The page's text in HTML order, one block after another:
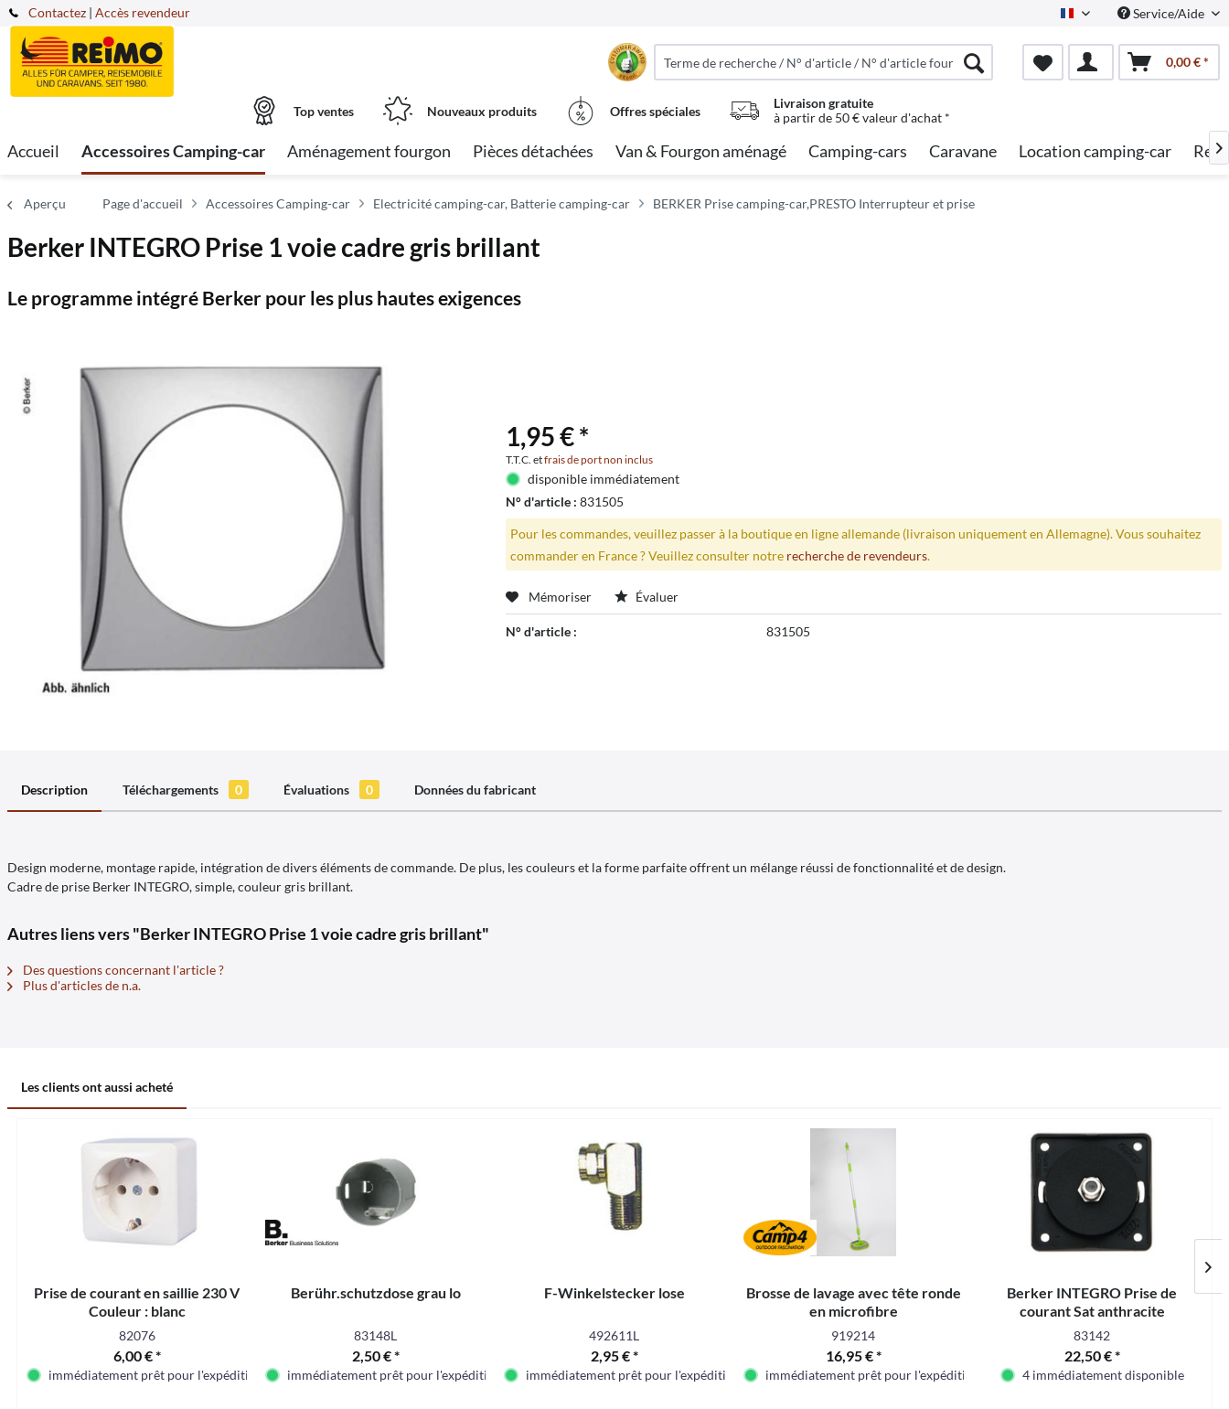
Contactez French Service/Aide
| Accès revendeur
0,00 € *
Top ventes Nouveaux produits Offres spéciales
Livraison gratuite
à partir de 50 € valeur d'achat *
Accueil Accessoires Camping-car Aménagement fourgon Pièces détachées Van & Fourgon aménagé Camping-cars Caravane Location camping-car 
Aperçu Page d'accueil Accessoires Camping-car Electricité camping-car, Batterie camping-car BERKER Prise camping-car,PRESTO Interrupteur et prise
Berker INTEGRO Prise 1 voie cadre gris brillant
Le programme intégré Berker pour les plus hautes exigences
1,95 € *
T.T.C. etfrais de port non inclus
disponible immédiatement
N° d'article : 831505
Pour les commandes, veuillez passer à la boutique en ligne allemande (livraison uniquement en Allemagne). Vous souhaitez
commander en France ? Veuillez consulter notre recherche de revendeurs.
Mémoriser Évaluer
N° d'article : 831505
Description Téléchargements 0 Évaluations 0 Données du fabricant
Design moderne, montage rapide, intégration de divers éléments de commande. De plus, les couleurs et la forme parfaite offrent un mélange réussi de fonctionnalité et de design.
Cadre de prise Berker INTEGRO, simple, couleur gris brillant.
Autres liens vers "Berker INTEGRO Prise 1 voie cadre gris brillant"
Des questions concernant l'article ?
Plus d'articles de n.a.
Les clients ont aussi acheté
Prise de courant en saillie 230 V
Couleur : blanc
82076
6,00 € *
immédiatement prêt pour l'expédition
Berühr.schutzdose grau lo
83148L
2,50 € *
immédiatement prêt pour l'expédition
F-Winkelstecker lose
492611L
2,95 € *
immédiatement prêt pour l'expédition
Brosse de lavage avec tête ronde
en microfibre
919214
16,95 € *
immédiatement prêt pour l'expédition
Berker INTEGRO Prise de
courant Sat anthracite
83142
22,50 € *
4 immédiatement disponible